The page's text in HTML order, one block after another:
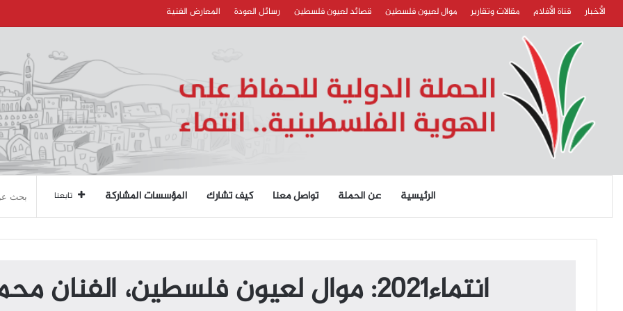
الأخبار قناة الأفلام مقالات وتقارير موال لعيون فلسطين قصائد لعيون فلسطين رسائل العودة المعارض الفنية
الرئيسية عن الحملة تواصل معنا كيف تشارك المؤسسات المشاركة تابعنا
انتماء2021: موال لعيون فلسطين، الفنان محمد عيتاني، لبنان